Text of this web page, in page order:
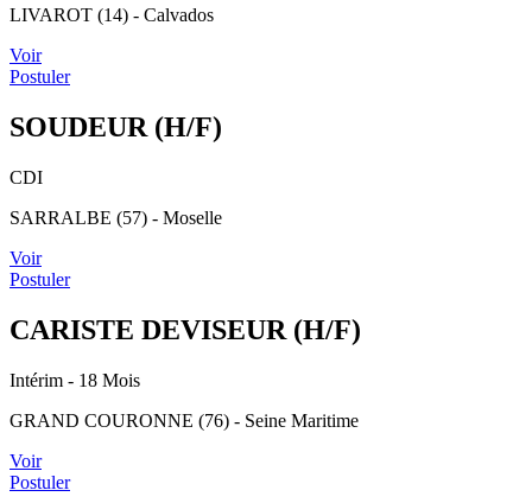
LIVAROT (14) - Calvados
Voir
Postuler
SOUDEUR (H/F)
CDI
SARRALBE (57) - Moselle
Voir
Postuler
CARISTE DEVISEUR (H/F)
Intérim - 18 Mois
GRAND COURONNE (76) - Seine Maritime
Voir
Postuler